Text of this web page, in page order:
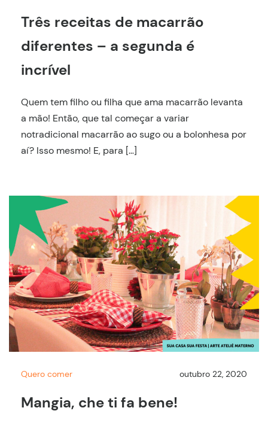
Três receitas de macarrão
diferentes – a segunda é
incrível
Quem tem filho ou filha que ama macarrão levanta
a mão! Então, que tal começar a variar
notradicional macarrão ao sugo ou a bolonhesa por
aí? Isso mesmo! E, para […]
Quero comer outubro 22, 2020
Mangia, che ti fa bene!